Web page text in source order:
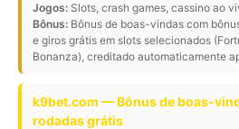
Jogos: Slots, crash games, cassino ao
Bônus: Bônus de boas-vindas com
e giros grátis em slots selecionados
Bonanza), creditado automaticamente
k9bet.com — Bônus de boas-
rodadas grátis